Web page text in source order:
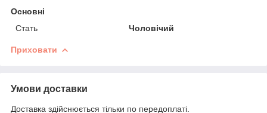
Основні
Стать
Чоловічий
Приховати
Умови доставки
Доставка здійснюється тільки по передоплаті.